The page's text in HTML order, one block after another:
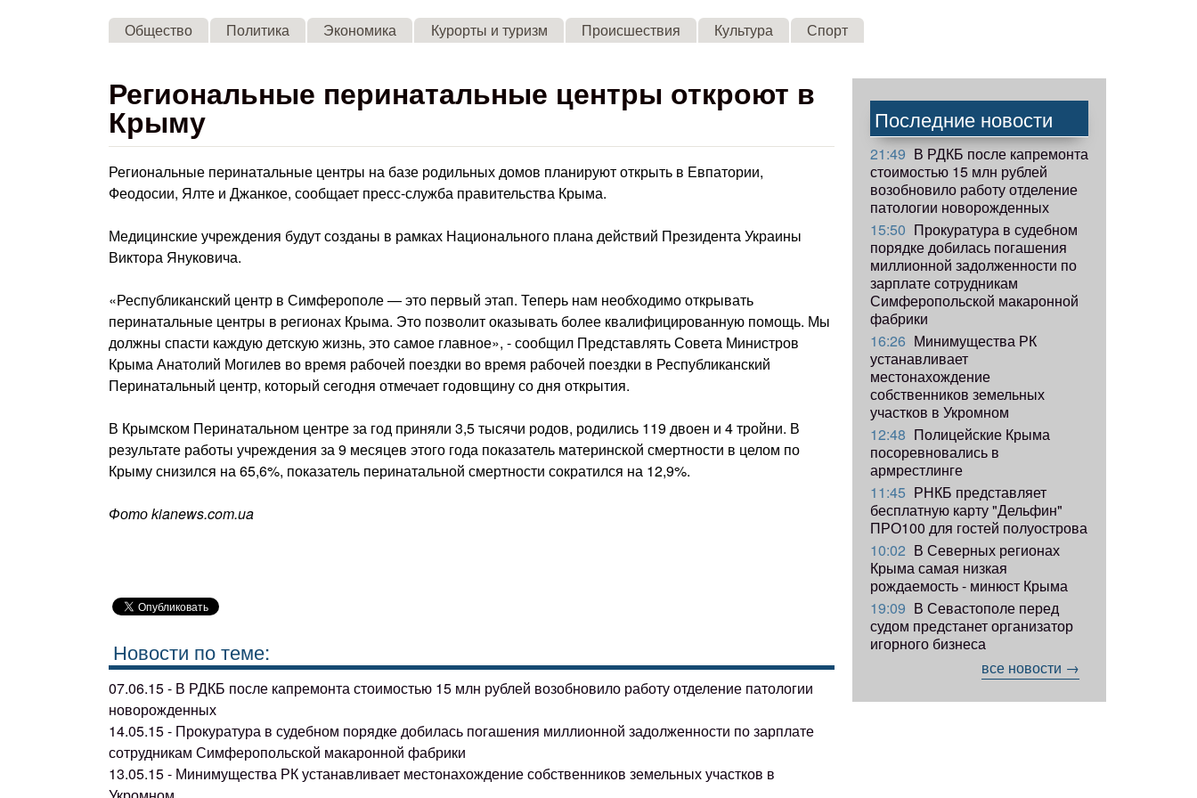
Skip to main content
Общество Политика Экономика Курорты и туризм Происшествия Культура Спорт
Региональные перинатальные центры откроют в
Крыму
Региональные перинатальные центры на базе родильных домов планируют открыть в Евпатории,
Феодосии, Ялте и Джанкое, сообщает пресс-служба правительства Крыма.
Медицинские учреждения будут созданы в рамках Национального плана действий Президента Украины
Виктора Януковича.
«Республиканский центр в Симферополе — это первый этап. Теперь нам необходимо открывать
перинатальные центры в регионах Крыма. Это позволит оказывать более квалифицированную помощь. Мы
должны спасти каждую детскую жизнь, это самое главное», - сообщил Представлять Совета Министров
Крыма Анатолий Могилев во время рабочей поездки во время рабочей поездки в Республиканский
Перинатальный центр, который сегодня отмечает годовщину со дня открытия.
В Крымском Перинатальном центре за год приняли 3,5 тысячи родов, родились 119 двоен и 4 тройни. В
результате работы учреждения за 9 месяцев этого года показатель материнской смертности в целом по
Крыму снизился на 65,6%, показатель перинатальной смертности сократился на 12,9%.
Фото kianews.com.ua
Новости по теме:
07.06.15 - В РДКБ после капремонта стоимостью 15 млн рублей возобновило работу отделение патологии
новорожденных
14.05.15 - Прокуратура в судебном порядке добилась погашения миллионной задолженности по зарплате
сотрудникам Симферопольской макаронной фабрики
13.05.15 - Минимущества РК устанавливает местонахождение собственников земельных участков в
Последние новости
21:49 В РДКБ после капремонта
стоимостью 15 млн рублей
возобновило работу отделение
патологии новорожденных
15:50 Прокуратура в судебном
порядке добилась погашения
миллионной задолженности по
зарплате сотрудникам
Симферопольской макаронной
фабрики
16:26 Минимущества РК
устанавливает
местонахождение
собственников земельных
участков в Укромном
12:48 Полицейские Крыма
посоревновались в
армрестлинге
11:45 РНКБ представляет
бесплатную карту "Дельфин"
ПРО100 для гостей полуострова
10:02 В Северных регионах
Крыма самая низкая
рождаемость - минюст Крыма
19:09 В Севастополе перед
судом предстанет организатор
игорного бизнеса
все новости →